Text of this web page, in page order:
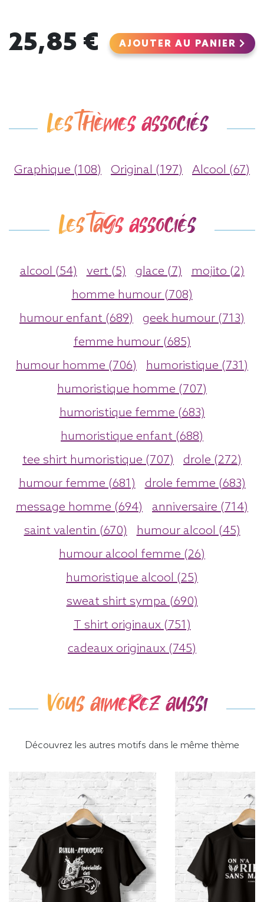
25,85 € AJOUTER AU PANIER
Les thèmes associés
Graphique (108) Original (197) Alcool (67)
Les tags associés
alcool (54) vert (5) glace (7)
mojito (2)
homme humour (708)
humour enfant (689)
geek humour (713)
femme humour (685)
humour homme (706)
humoristique (731)
humoristique homme (707)
humoristique femme (683)
humoristique enfant (688)
tee shirt humoristique (707)
drole (272)
humour femme (681)
drole femme (683)
message homme (694)
anniversaire (714)
saint valentin (670)
humour alcool (45)
humour alcool femme (26)
humoristique alcool (25)
sweat shirt sympa (690)
T shirt originaux (751)
cadeaux originaux (745)
Vous aimerez aussi
Découvrez les autres motifs dans le même thème